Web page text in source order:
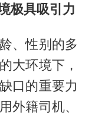
极具吸引力
、性别的多
大环境下，
口的重要力
外籍司机、